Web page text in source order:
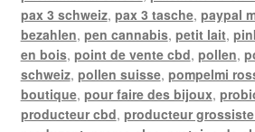
pax 3 schweiz, pax 3 tasche, paypal
bezahlen, pen cannabis, petit lait,
en bois, point de vente cbd, pollen,
schweiz, pollen suisse, pompelmi
boutique, pour faire des bijoux,
producteur cbd, producteur